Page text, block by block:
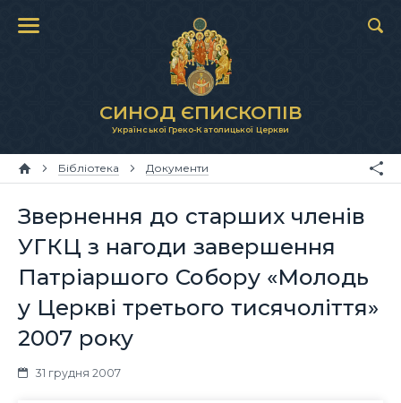
СИНОД ЄПИСКОПІВ
Української Греко-Католицької Церкви
Бібліотека Документи
Звернення до старших членів
УГКЦ з нагоди завершення
Патріаршого Собору «Молодь
у Церкві третього тисячоліття»
2007 року
31 грудня 2007